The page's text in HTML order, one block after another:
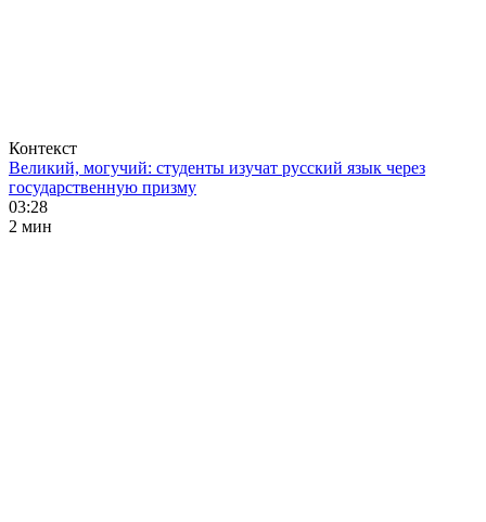
Контекст
Великий, могучий: студенты изучат русский язык через
государственную призму
03:28
2 мин